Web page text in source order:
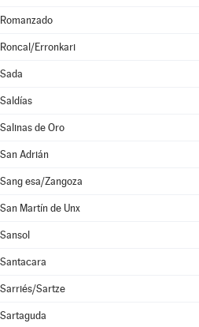
Romanzado
Roncal/Erronkari
Sada
Saldías
Salinas de Oro
San Adrián
Sang esa/Zangoza
San Martín de Unx
Sansol
Santacara
Sarriés/Sartze
Sartaguda